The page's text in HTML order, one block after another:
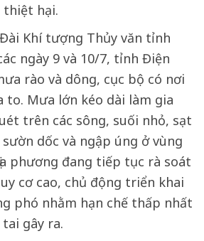
thiệt hại.
Khí tượng Thủy văn tỉnh
ngày 9 và 10/7, tỉnh Điện
rào và dông, cục bộ có nơi
to. Mưa lớn kéo dài làm gia
trên các sông, suối nhỏ, sạt
dốc và ngập úng ở vùng
phương đang tiếp tục rà soát
cơ cao, chủ động triển khai
phó nhằm hạn chế thấp nhất
gây ra.